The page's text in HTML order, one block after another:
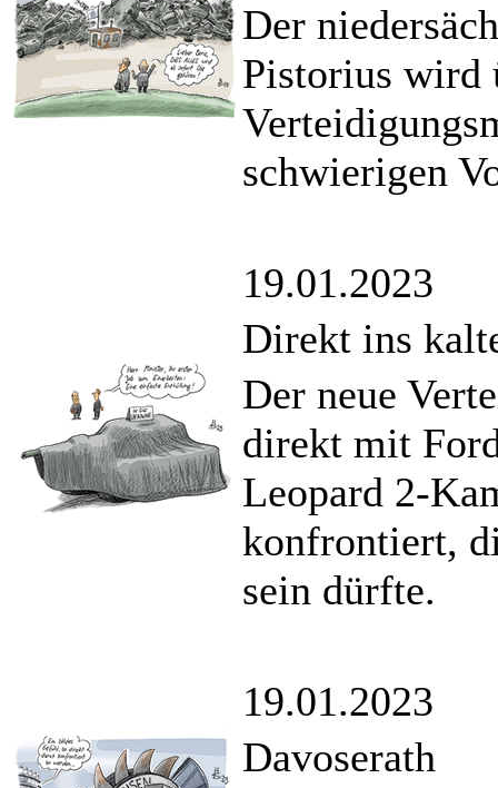
Der
Pistorius wird
schwierigen
19.01.2023
Direkt ins
Der neue
direkt mit
Leopard 2-
konfrontiert,
sein dürfte.
19.01.2023
Davoserath